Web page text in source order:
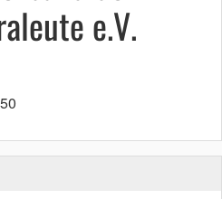
e.V.